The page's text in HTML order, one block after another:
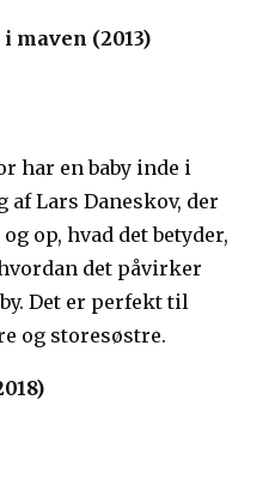
maven (2013)
har en baby inde i
af Lars Daneskov, der
op, hvad det betyder,
det påvirker
Det er perfekt til
og storesøstre.